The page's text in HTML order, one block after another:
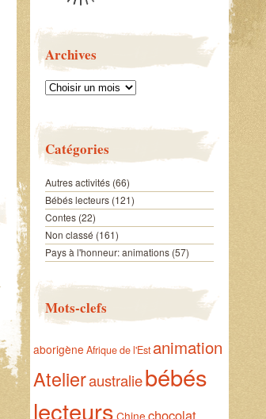
Archives
Catégories
Autres activités(66)
Bébés lecteurs(121)
Contes(22)
Non classé (161)
Pays à l'honneur: animations(57)
Mots-clefs
aborigène Afrique de l'Est animation
Atelieraustraliebébés
lecteurs Chine chocolat